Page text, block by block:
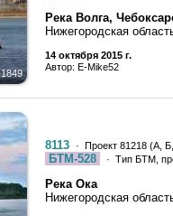
1849
Река Волга,
Нижегородская
14 октября 2015 г.
Автор: E-Mike52
8113 · Проект 81218 (А,
БТМ-528 · Тип БТМ,
Река Ока
Нижегородская